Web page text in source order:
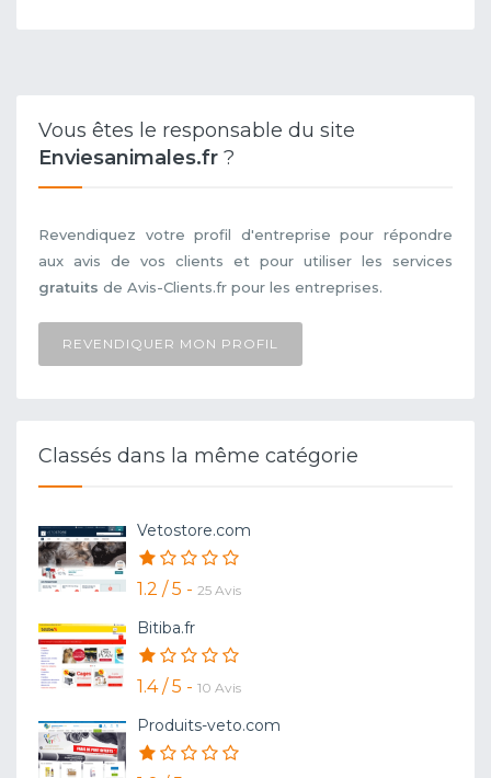
Vous êtes le responsable du site
Enviesanimales.fr ?
Revendiquez votre profil d'entreprise pour répondre
aux avis de vos clients et pour utiliser les services
gratuits de Avis-Clients.fr pour les entreprises.
REVENDIQUER MON PROFIL
Classés dans la même catégorie
Vetostore.com
1.2 / 5 - 25 Avis
Bitiba.fr
1.4 / 5 - 10 Avis
Produits-veto.com